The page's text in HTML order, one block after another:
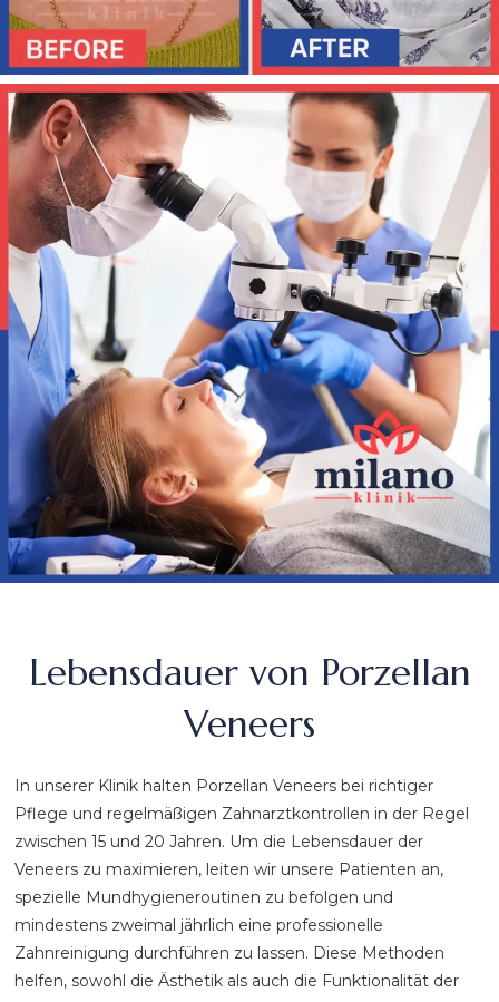
Lebensdauer von Porzellan
Veneers
In unserer Klinik halten Porzellan Veneers bei richtiger
Pflege und regelmäßigen Zahnarztkontrollen in der Regel
zwischen 15 und 20 Jahren. Um die Lebensdauer der
Veneers zu maximieren, leiten wir unsere Patienten an,
spezielle Mundhygieneroutinen zu befolgen und
mindestens zweimal jährlich eine professionelle
Zahnreinigung durchführen zu lassen. Diese Methoden
helfen, sowohl die Ästhetik als auch die Funktionalität der